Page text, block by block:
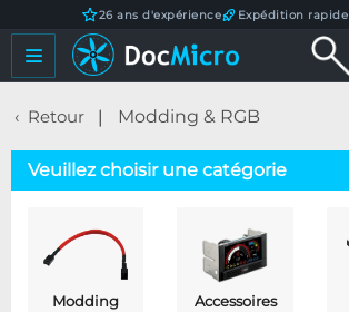
26 ans d'expérience Expédition rapide
Retour Modding & RGB
Veuillez choisir une catégorie
Modding Accessoires